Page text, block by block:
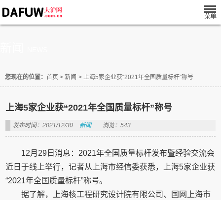
您现在的位置： 首页 > 新闻 > 上海5家企业获“2021年全国质量标杆”称号
上海5家企业获“2021年全国质量标杆”称号
发布时间：2021/12/30 新闻 浏览：543
12月29日消息：2021年全国质量标杆发布暨经验交流会
近日于线上举行，记者从上海市经信委获悉，上海5家企业获
“2021年全国质量标杆”称号。
据了解，上海核工程研究设计院有限公司、国网上海市